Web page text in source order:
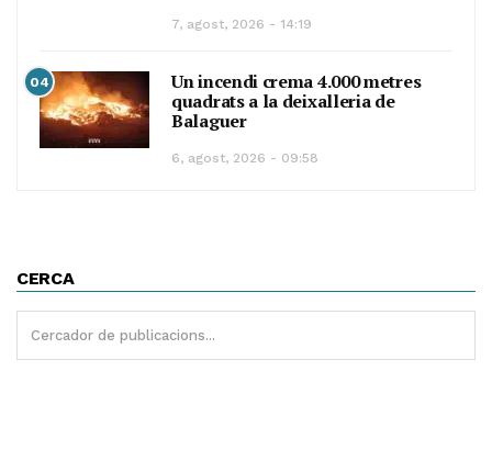
7, agost, 2026 - 14:19
04
Un incendi crema 4.000 metres
quadrats a la deixalleria de
Balaguer
6, agost, 2026 - 09:58
CERCA